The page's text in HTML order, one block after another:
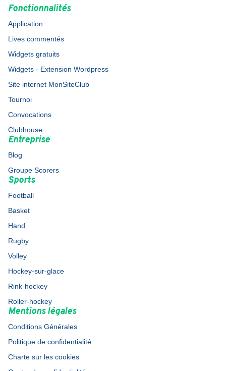
Fonctionnalités
Application
Lives commentés
Widgets gratuits
Widgets - Extension Wordpress
Site internet MonSiteClub
Tournoi
Convocations
Clubhouse
Entreprise
Blog
Groupe Scorers
Sports
Football
Basket
Hand
Rugby
Volley
Hockey-sur-glace
Rink-hockey
Roller-hockey
Mentions légales
Conditions Générales
Politique de confidentialité
Charte sur les cookies